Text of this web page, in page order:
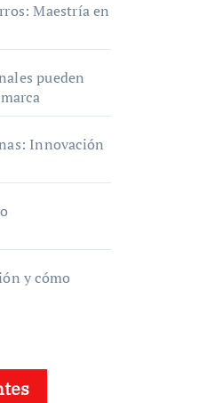
Maestría en
pueden
Innovación
y cómo